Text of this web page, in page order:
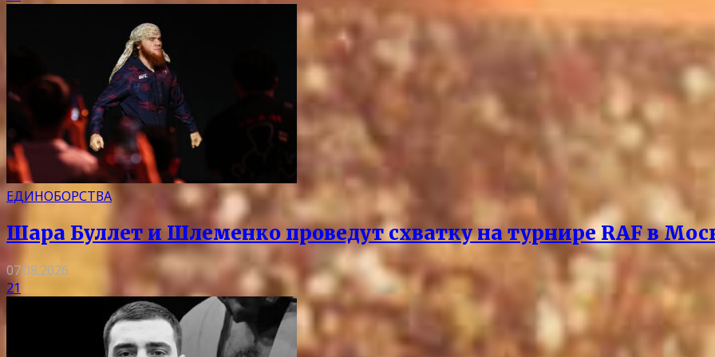
ЕДИНОБОРСТВА
Шара Буллет и Шлеменко проведут схватку на турнире RAF в
07.08.2026
21